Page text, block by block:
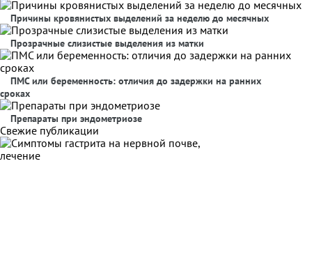
Причины кровянистых выделений за неделю до месячных
Прозрачные слизистые выделения из матки
ПМС или беременность: отличия до задержки на ранних
сроках
Препараты при эндометриозе
Свежие публикации